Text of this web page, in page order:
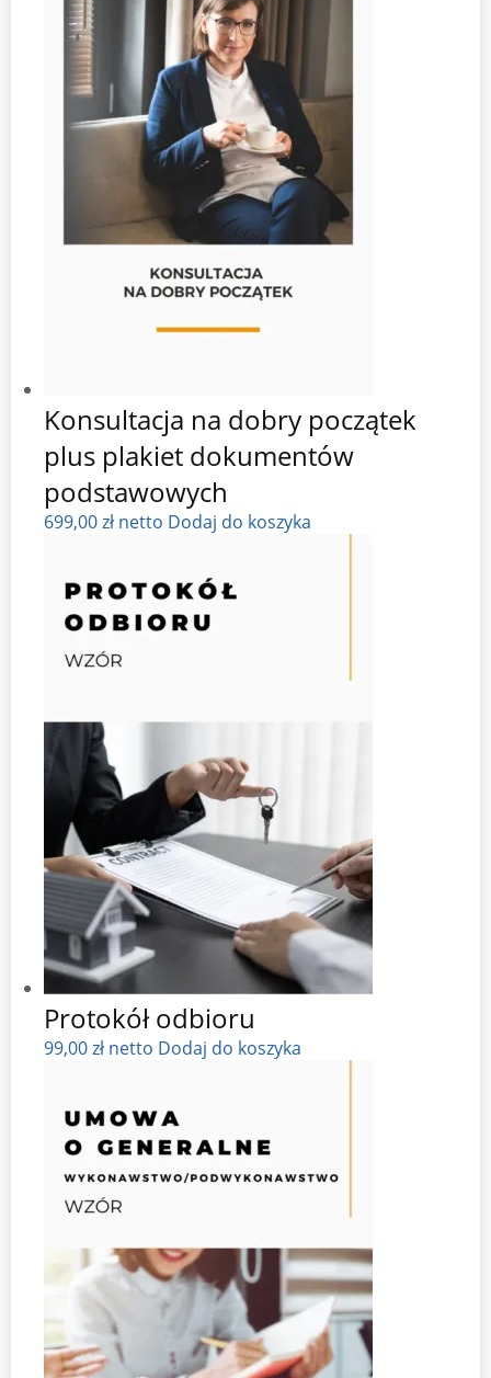
Konsultacja na dobry początek
plus plakiet dokumentów
podstawowych
699,00zł netto Dodaj do koszyka
Protokół odbioru
99,00zł netto Dodaj do koszyka